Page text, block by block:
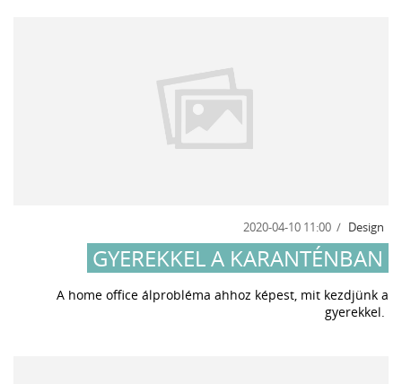
2020-04-10 11:00 Design
GYEREKKEL A KARANTÉNBAN
A home office álprobléma ahhoz képest, mit kezdjünk a
gyerekkel.